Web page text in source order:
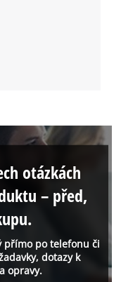
přímo po telefonu či
dotazy k
opravy.
otázkách
– před,